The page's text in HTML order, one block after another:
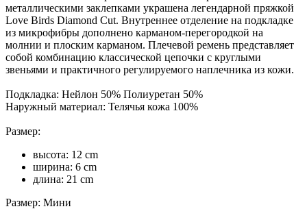
металлическими заклепками украшена легендарной пряжкой
Love Birds Diamond Cut. Внутреннее отделение на подкладке
из микрофибры дополнено карманом-перегородкой на
молнии и плоским карманом. Плечевой ремень представляет
собой комбинацию классической цепочки с круглыми
звеньями и практичного регулируемого наплечника из кожи.
Подкладка: Нейлон 50% Полиуретан 50%
Наружный материал: Телячья кожа 100%
Размер:
высота: 12 cm
ширина: 6 cm
длина: 21 cm
Размер: Мини